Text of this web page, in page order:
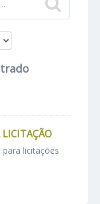
LICITAÇÃO
para licitações